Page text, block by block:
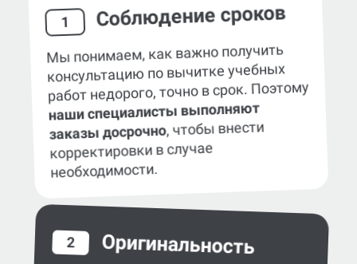
1 Соблюдение сроков
Мы понимаем, как важно получить
консультацию по вычитке учебных
работ недорого, точно в срок. Поэтому
наши специалисты выполняют
заказы досрочно, чтобы внести
корректировки в случае
необходимости.
2 Оригинальность